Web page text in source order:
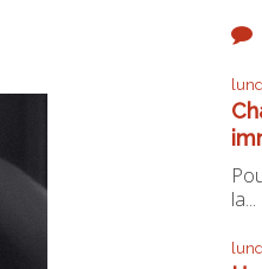
la...